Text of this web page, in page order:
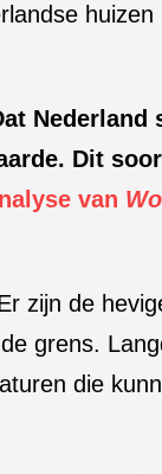
Nederland
Dit
van
zijn de
grens.
die